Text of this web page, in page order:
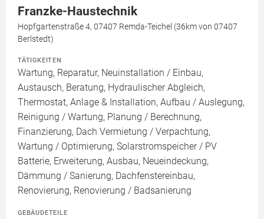
Franzke-Haustechnik
Hopfgartenstraße 4, 07407 Remda-Teichel (36km von 07407
Berlstedt)
TÄTIGKEITEN
Wartung, Reparatur, Neuinstallation / Einbau,
Austausch, Beratung, Hydraulischer Abgleich,
Thermostat, Anlage & Installation, Aufbau / Auslegung,
Reinigung / Wartung, Planung / Berechnung,
Finanzierung, Dach Vermietung / Verpachtung,
Wartung / Optimierung, Solarstromspeicher / PV
Batterie, Erweiterung, Ausbau, Neueindeckung,
Dämmung / Sanierung, Dachfenstereinbau,
Renovierung, Renovierung / Badsanierung
GEBÄUDETEILE